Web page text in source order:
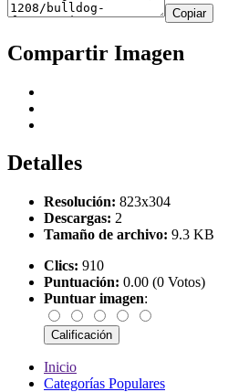
Copiar
Compartir Imagen
Detalles
Resolución: 823x304
Descargas: 2
Tamaño de archivo: 9.3 KB
Clics: 910
Puntuación: 0.00 (0 Votos)
Puntuar imagen:
Inicio
Categorías Populares